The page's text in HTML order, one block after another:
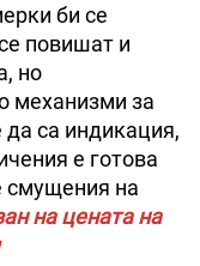
би се
повишат и
но
механизми за
са индикация,
е готова
смущения на
на цената на